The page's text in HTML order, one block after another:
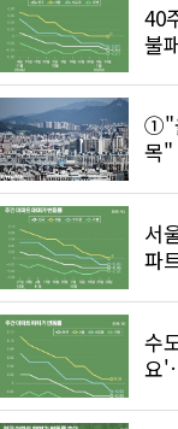
40
불
①"
목"
서
파
수
요